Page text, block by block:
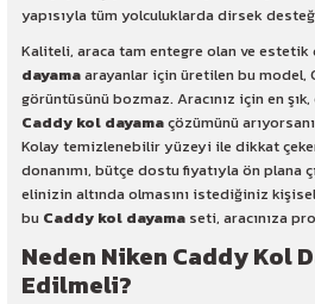
yapısıyla tüm yolculuklarda dirsek
Kaliteli, araca tam entegre olan ve
dayamaarayanlar için üretilen bu
görüntüsünü bozmaz. Aracınız için en
Caddy kol dayamaçözümünü
Kolay temizlenebilir yüzeyi ile dikkat
donanımı, bütçe dostu fiyatıyla ön plana
elinizin altında olmasını istediğiniz
bu Caddy kol dayama seti, aracınıza
Neden Niken Caddy Kol
Edilmeli?